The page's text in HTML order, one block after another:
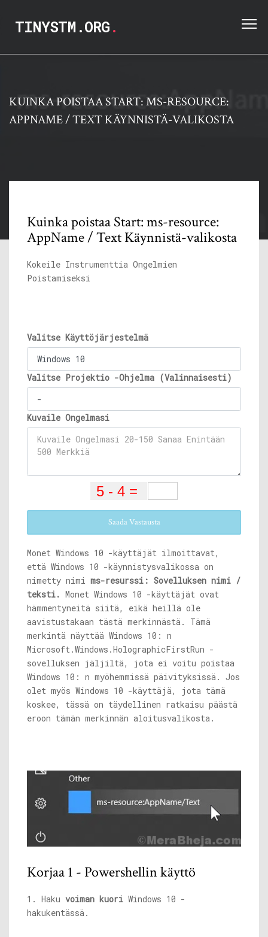
TINYSTM.ORG.
KUINKA POISTAA START: MS-RESOURCE:
APPNAME / TEXT KÄYNNISTÄ-VALIKOSTA
Kuinka poistaa Start: ms-resource:
AppName / Text Käynnistä-valikosta
Kokeile Instrumenttia Ongelmien
Poistamiseksi
Valitse Käyttöjärjestelmä
Valitse Projektio -Ohjelma (Valinnaisesti)
Kuvaile Ongelmasi
Saada Vastausta
Monet Windows 10 -käyttäjät ilmoittavat,
että Windows 10 -käynnistysvalikossa on
nimetty nimi ms-resurssi: Sovelluksen nimi /
teksti. Monet Windows 10 -käyttäjät ovat
hämmentyneitä siitä, eikä heillä ole
aavistustakaan tästä merkinnästä. Tämä
merkintä näyttää Windows 10: n
Microsoft.Windows.HolographicFirstRun -
sovelluksen jäljiltä, ​​jota ei voitu poistaa
Windows 10: n myöhemmissä päivityksissä. Jos
olet myös Windows 10 -käyttäjä, jota tämä
koskee, tässä on täydellinen ratkaisu päästä
eroon tämän merkinnän aloitusvalikosta.
Korjaa 1 - Powershellin käyttö
1. Haku voiman kuori Windows 10 -
hakukentässä.